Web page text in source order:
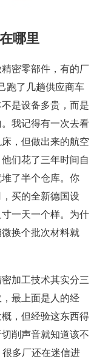
哪里
密零部件，有的厂
跑了几趟供应商车
是设备多贵，而是
我记得有一次去看
，但做出来的航空
们花了三年时间自
了半个仓库。你
买的全新德国设
一天一个样。为什
换个批次材料就
加工技术其实分三
最上面是人的经
，但经验这东西得
削声音就知道该不
多厂还在迷信进